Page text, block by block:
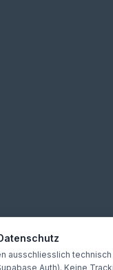
ausschliesslich
Auth). Keine